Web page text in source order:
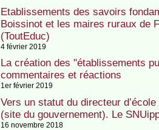
Etablissements des savoirs
Boissinot et les maires ruraux de
(ToutEduc)
4 février 2019
La création des "établissements
commentaires et réactions
1er février 2019
Vers un statut du directeur
(site du gouvernement). Le
16 novembre 2018